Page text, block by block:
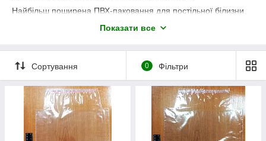
Найбільш поширена ПВХ-паковання для постільної білизни,
запропонувати Вам пакети декількох типорозмірів,
— 500 паковань одного розміру.
Пакети з ПВХ із клапаном на липкій
стрічці з донною складкою
Пакети цього типу мають донні вкладки (розширення).
Показати все
Сортування 0 Фільтри